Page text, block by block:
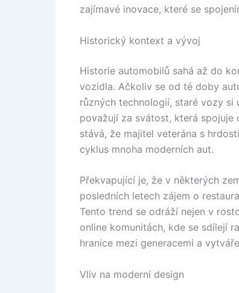
zajímavé inovace, které se
Historický kontext a vývoj
Historie automobilů sahá až do
vozidla. Ačkoliv se od té doby
různých technologií, staré vozy si
považují za svátost, která
stává, že majitel veterána s
cyklus mnoha moderních aut.
Překvapující je, že v některých
posledních letech zájem o
Tento trend se odráží nejen v
online komunitách, kde se sdílejí
hranice mezi generacemi a
Vliv na moderní design